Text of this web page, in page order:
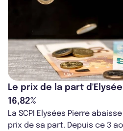
Le prix de la part
16,82%
La SCPI Elysées Pierre
prix de sa part. Depuis ce 3